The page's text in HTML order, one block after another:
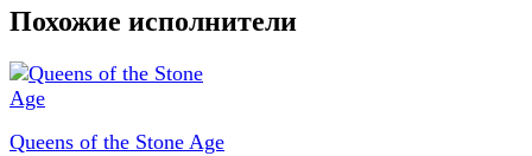
Похожие исполнители
Queens of the Stone Age